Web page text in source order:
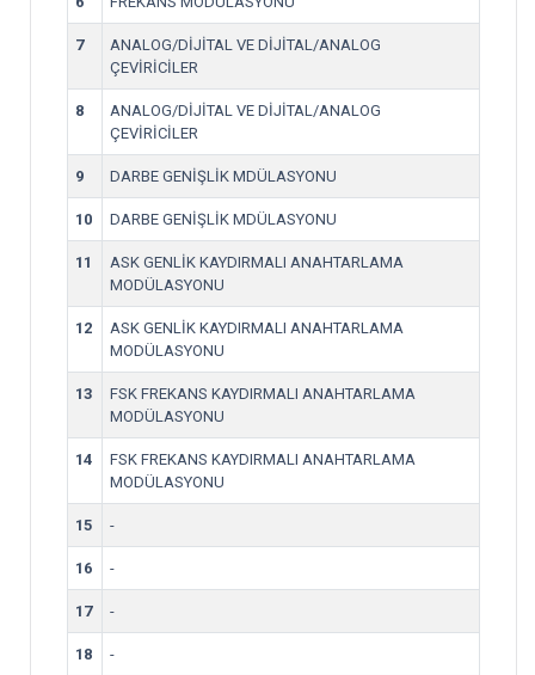
7
ANALOG/DİJİTAL VE DİJİTAL/ANALOG
ÇEVİRİCİLER
8
ANALOG/DİJİTAL VE DİJİTAL/ANALOG
ÇEVİRİCİLER
9 DARBE GENİŞLİK MDÜLASYONU
10 DARBE GENİŞLİK MDÜLASYONU
11
ASK GENLİK KAYDIRMALI ANAHTARLAMA
MODÜLASYONU
12
ASK GENLİK KAYDIRMALI ANAHTARLAMA
MODÜLASYONU
13
FSK FREKANS KAYDIRMALI ANAHTARLAMA
MODÜLASYONU
14
FSK FREKANS KAYDIRMALI ANAHTARLAMA
MODÜLASYONU
15 -
16 -
17 -
18 -